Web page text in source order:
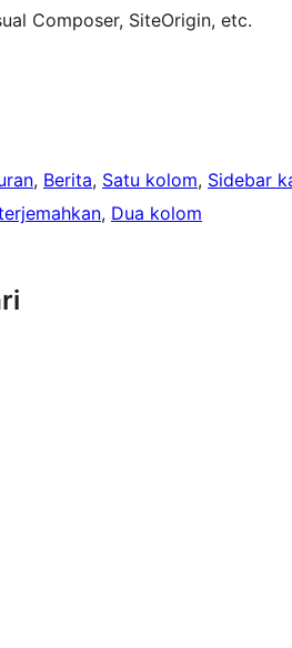
Composer, SiteOrigin, etc.
, Berita, Satu kolom, Sidebar
, Dua kolom